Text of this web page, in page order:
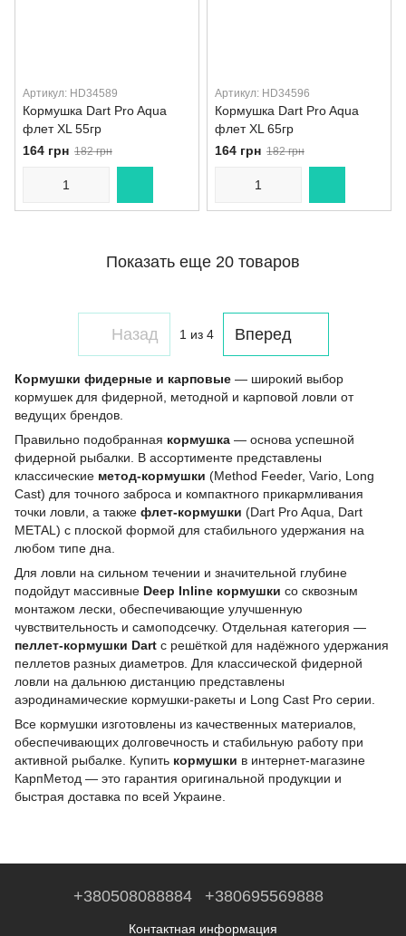
Артикул: HD34589
Кормушка Dart Pro Aqua
флет XL 55гр
164 грн 182 грн
Артикул: HD34596
Кормушка Dart Pro Aqua
флет XL 65гр
164 грн 182 грн
Показать еще 20 товаров
Назад 1 из 4 Вперед
Кормушки фидерные и карповые — широкий выбор
кормушек для фидерной, методной и карповой ловли от
ведущих брендов.
Правильно подобранная кормушка — основа успешной
фидерной рыбалки. В ассортименте представлены
классические метод-кормушки (Method Feeder, Vario, Long
Cast) для точного заброса и компактного прикармливания
точки ловли, а также флет-кормушки (Dart Pro Aqua, Dart
METAL) с плоской формой для стабильного удержания на
любом типе дна.
Для ловли на сильном течении и значительной глубине
подойдут массивные Deep Inline кормушки со сквозным
монтажом лески, обеспечивающие улучшенную
чувствительность и самоподсечку. Отдельная категория —
пеллет-кормушки Dart с решёткой для надёжного удержания
пеллетов разных диаметров. Для классической фидерной
ловли на дальнюю дистанцию представлены
аэродинамические кормушки-ракеты и Long Cast Pro серии.
Все кормушки изготовлены из качественных материалов,
обеспечивающих долговечность и стабильную работу при
активной рыбалке. Купить кормушки в интернет-магазине
КарпМетод — это гарантия оригинальной продукции и
быстрая доставка по всей Украине.
+380508088884 +380695569888
Контактная информация